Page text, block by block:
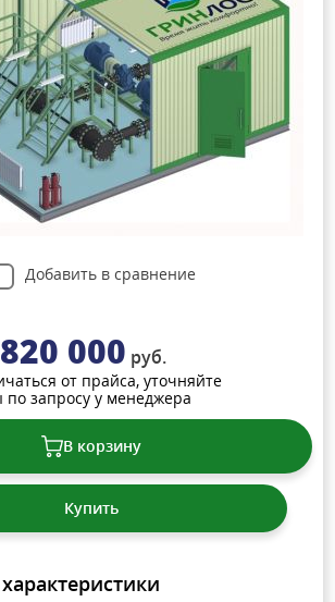
Добавить в сравнение
000 руб.
от прайса, уточняйте
запросу у менеджера
В корзину
Купить